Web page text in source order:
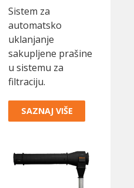
Sistem za
automatsko
uklanjanje
sakupljene prašine
u sistemu za
filtraciju.
SAZNAJ VIŠE